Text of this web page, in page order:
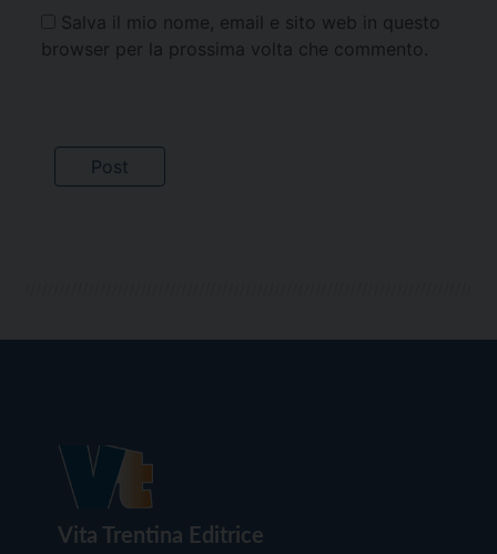
Salva il mio nome, email e sito web in questo
browser per la prossima volta che commento.
Vita Trentina Editrice